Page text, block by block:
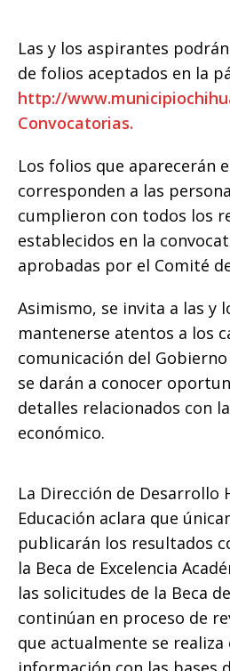
Las y los aspirantes
de folios aceptados en la
http://
Convocatorias.
Los folios que aparecerán
corresponden a las
cumplieron con todos los
establecidos en la
aprobadas por el Comité
Asimismo, se invita a las y
mantenerse atentos a los
comunicación del
se darán a conocer
detalles relacionados con
económico.
La Dirección de Desarrollo
Educación aclara que
publicarán los resultados
la Beca de Excelencia
las solicitudes de la Beca
continúan en proceso de
que actualmente se realiza